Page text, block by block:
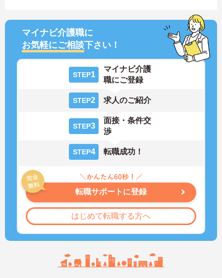
マイナビ介護職に
お気軽にご相談下さい！
STEP1
マイナビ介護
職にご登録
STEP2 求人のご紹介
STEP3
面接・条件交
渉
STEP4 転職成功！
転職サポートに登録
はじめて転職する方へ